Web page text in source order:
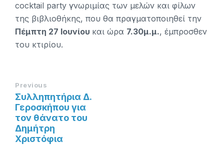
cocktail party γνωριμίας των μελών και φίλων
της βιβλιοθήκης, που θα πραγματοποιηθεί την
Πέμπτη 27 Ιουνίου και ώρα 7.30μ.μ., έμπροσθεν
του κτιρίου.
Previous
Συλληπητήρια Δ.
Γεροσκήπου για
τον θάνατο του
Δημήτρη
Χριστόφια